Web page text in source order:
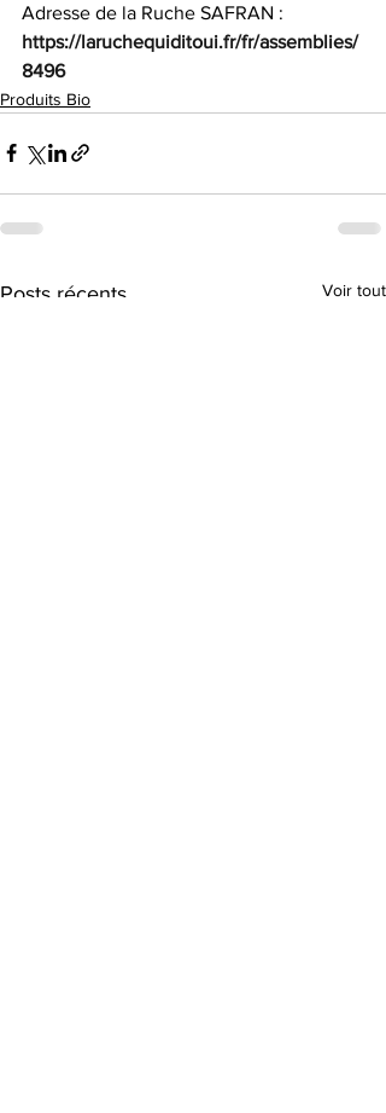
Adresse de la Ruche SAFRAN :
https://laruchequiditoui.fr/fr/assemblies/
8496
Produits Bio
Posts récents Voir tout